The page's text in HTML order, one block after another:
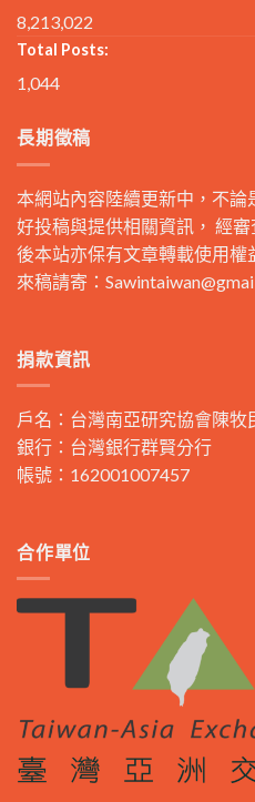
8,213,022
Total Posts:
1,044
長期徵稿
本網站內容陸續更新中，不
好投稿與提供相關資訊， 經
後本站亦保有文章轉載使用權
來稿請寄：
捐款資訊
戶名：台灣南亞研究協會陳牧
銀行：台灣銀行群賢分行
帳號：162001007457
合作單位